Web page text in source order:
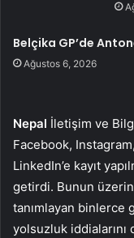
Belçika GP’de
Ağustos 6, 2026
Nepal İletişim ve
Facebook,
LinkedIn’e kayıt
getirdi. Bunun
tanımlayan binlerce
yolsuzluk iddialarını